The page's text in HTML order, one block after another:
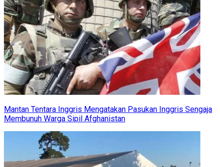
Mantan Tentara Inggris Mengatakan Pasukan Inggris Sengaja
Membunuh Warga Sipil Afghanistan